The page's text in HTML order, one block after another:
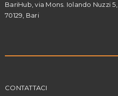
BariHub, via Mons. Iolando Nuzzi 5,
70129, Bari
CONTATTACI